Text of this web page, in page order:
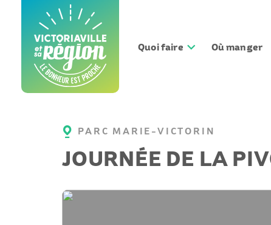
contenu
Quoi faire Où manger
PARC MARIE-VICTORIN
JOURNÉE DE LA